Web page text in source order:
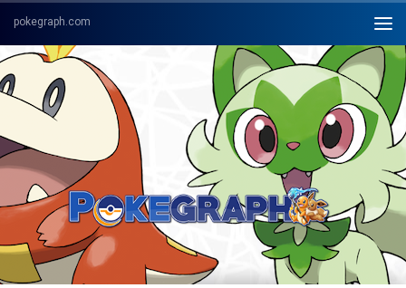
Skip to content